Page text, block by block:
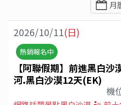
月
2026/10/11(日)
熱銷報名中
【阿聯假期】前進黑白
河.黑白沙漠12天(EK)
機